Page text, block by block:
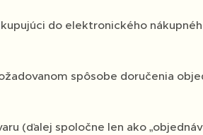
do elektronického
spôsobe doručenia
(ďalej spoločne len ako